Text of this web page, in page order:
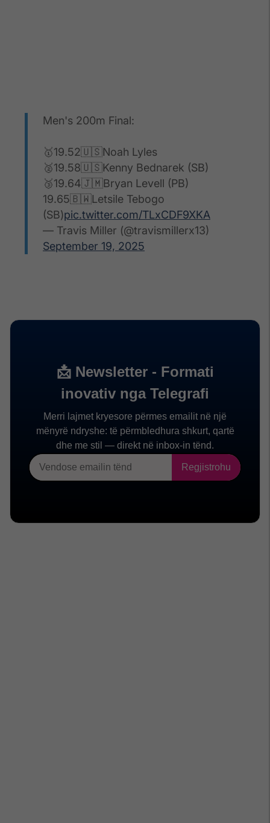
Men's 200m Final:
🥇19.52🇺🇸Noah Lyles
🥈19.58🇺🇸Kenny Bednarek (SB)
🥉19.64🇯🇲Bryan Levell (PB)
19.65🇧🇼Letsile Tebogo
(SB)pic.twitter.com/TLxCDF9XKA
— Travis Miller (@travismillerx13)
September 19, 2025